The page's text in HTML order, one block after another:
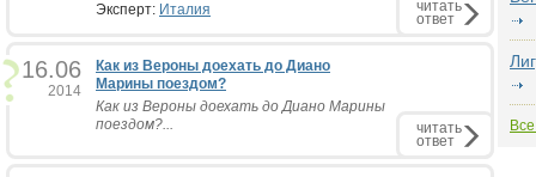
Эксперт: Италия читать
ответ
16.06
2014
Как из Вероны доехать до Диано
Марины поездом?
Как из Вероны доехать до Диано Марины
поездом?...
читать
ответ